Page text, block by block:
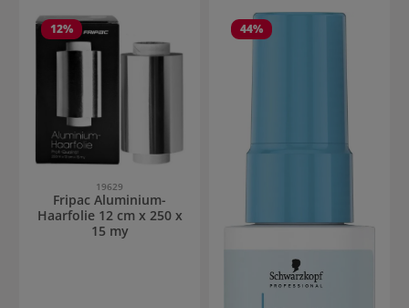
12%
19629
Fripac Aluminium-
Haarfolie 12 cm x 250 x
15 my
44%